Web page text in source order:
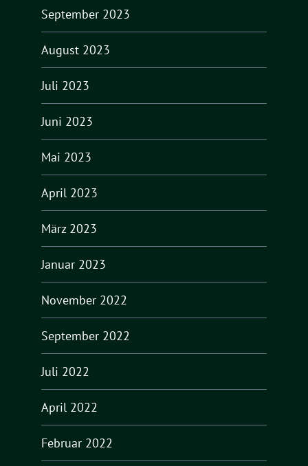
September 2023
August 2023
Juli 2023
Juni 2023
Mai 2023
April 2023
März 2023
Januar 2023
November 2022
September 2022
Juli 2022
April 2022
Februar 2022